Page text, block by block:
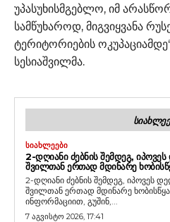
უპასუხისმგებლო, იმ
სამწუხაროდ, მიგვიყვანა
ტერიტორიების
სესიაშვილმა.
ᲡᲘᲐᲮᲚᲔᲔᲑᲘ
2-ᲓᲦᲘᲐᲜᲘ ᲫᲔᲑᲜᲘᲡ ᲨᲔᲛᲓᲔᲒ,
ᲨᲕᲘᲚᲗᲐᲜ ᲔᲠᲗᲐᲓ ᲛᲓᲘᲜᲐᲠᲔ
2-დღიანი ძებნის შემდეგ, იპოვეს
შვილთან ერთად მდინარე
ინფორმაციით, გუშინ,...
7 აგვისტო 2026, 17:41